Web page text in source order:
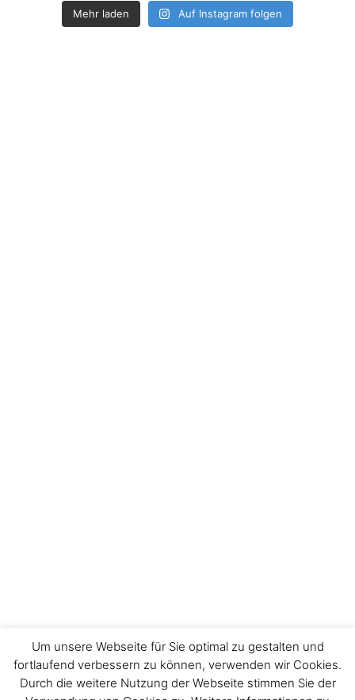
Mehr laden Auf Instagram folgen
Um unsere Webseite für Sie optimal zu gestalten und
fortlaufend verbessern zu können, verwenden wir Cookies.
Durch die weitere Nutzung der Webseite stimmen Sie der